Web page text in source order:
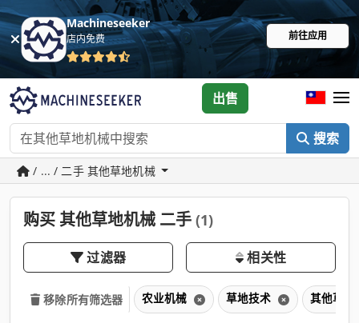
Machineseeker
店内免费 前往应用
搜索
出售
/ ... / 二手 其他草地机械
购买 其他草地机械 二手 (1)
过滤器 相关性
移除所有筛选器 农业机械 草地技术 其他草